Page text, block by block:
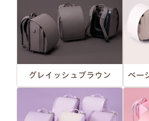
グレイッシュブラウン ベー